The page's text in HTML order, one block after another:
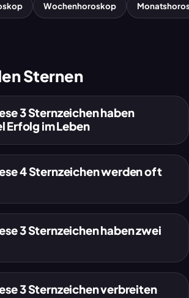
Wochenhoroskop
Sternen
3 Sternzeichen haben
Erfolg im Leben
4 Sternzeichen werden oft
3 Sternzeichen haben zwei
3 Sternzeichen verbreiten